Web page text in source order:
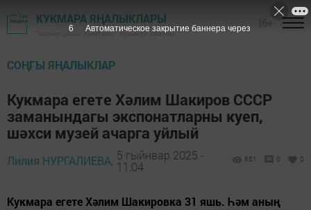
КУКМАРА ЯҢАЛЫКЛАРЫ
"Хезмәт даны" газетасы - Кукмара районы
СОҢГЫ ЯҢАЛЫКЛАР
Кукмара егете Хәлим Шакиров СССР
заманындагы экспонатларны куеп,
шәхси музей ачарга уйлый
Лилия НУРГАЛИЕВА, 5 гыйнвар 2025 -
11:04
651 0 0
Кукмара егете Хәлим Шакировка 31 яшь. Һәм аның
4 Автоматическое закрытие баннера через